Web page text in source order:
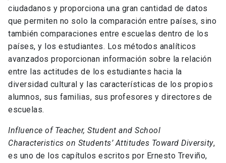
ciudadanos y proporciona una gran cantidad de datos
que permiten no solo la comparación entre países, sino
también comparaciones entre escuelas dentro de los
países, y los estudiantes. Los métodos analíticos
avanzados proporcionan información sobre la relación
entre las actitudes de los estudiantes hacia la
diversidad cultural y las características de los propios
alumnos, sus familias, sus profesores y directores de
escuelas.
Influence of Teacher, Student and School
Characteristics on Students’ Attitudes Toward Diversity,
es uno de los capítulos escritos por Ernesto Treviño,